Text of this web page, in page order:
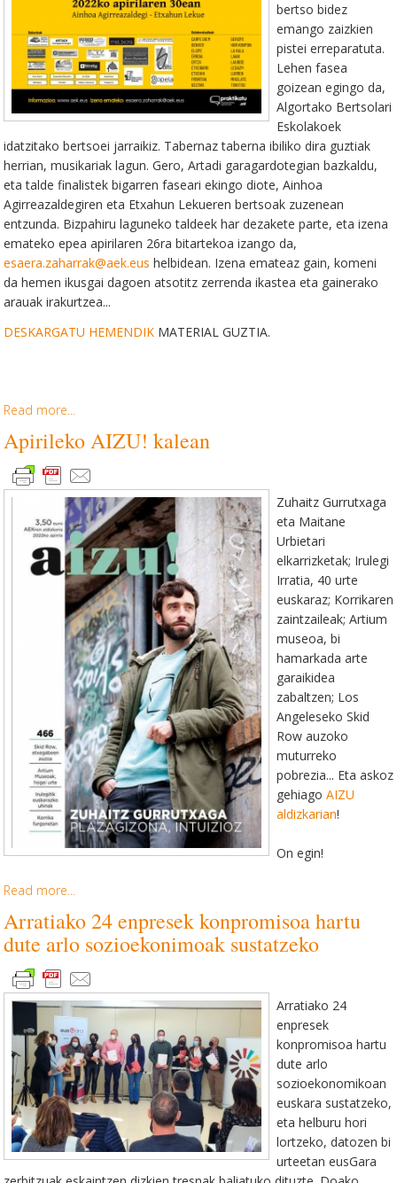
bertso bidez
emango zaizkien
pistei erreparatuta.
Lehen fasea
goizean egingo da,
Algortako Bertsolari
Eskolakoek
idatzitako bertsoei jarraikiz. Tabernaz taberna ibiliko dira guztiak
herrian, musikariak lagun. Gero, Artadi garagardotegian bazkaldu,
eta talde finalistek bigarren faseari ekingo diote, Ainhoa
Agirreazaldegiren eta Etxahun Lekueren bertsoak zuzenean
entzunda. Bizpahiru laguneko taldeek har dezakete parte, eta izena
emateko epea apirilaren 26ra bitartekoa izango da,
esaera.zaharrak@aek.eus helbidean. Izena emateaz gain, komeni
da hemen ikusgai dagoen atsotitz zerrenda ikastea eta gainerako
arauak irakurtzea...
DESKARGATU HEMENDIK MATERIAL GUZTIA.
Read more...
Apirileko AIZU! kalean
Zuhaitz Gurrutxaga
eta Maitane
Urbietari
elkarrizketak; Irulegi
Irratia, 40 urte
euskaraz; Korrikaren
zaintzaileak; Artium
museoa, bi
hamarkada arte
garaikidea
zabaltzen; Los
Angeleseko Skid
Row auzoko
muturreko
pobrezia... Eta askoz
gehiago AIZU
aldizkarian!
On egin!
Read more...
Arratiako 24 enpresek konpromisoa hartu
dute arlo sozioekonimoak sustatzeko
Arratiako 24
enpresek
konpromisoa hartu
dute arlo
sozioekonomikoan
euskara sustatzeko,
eta helburu hori
lortzeko, datozen bi
urteetan eusGara